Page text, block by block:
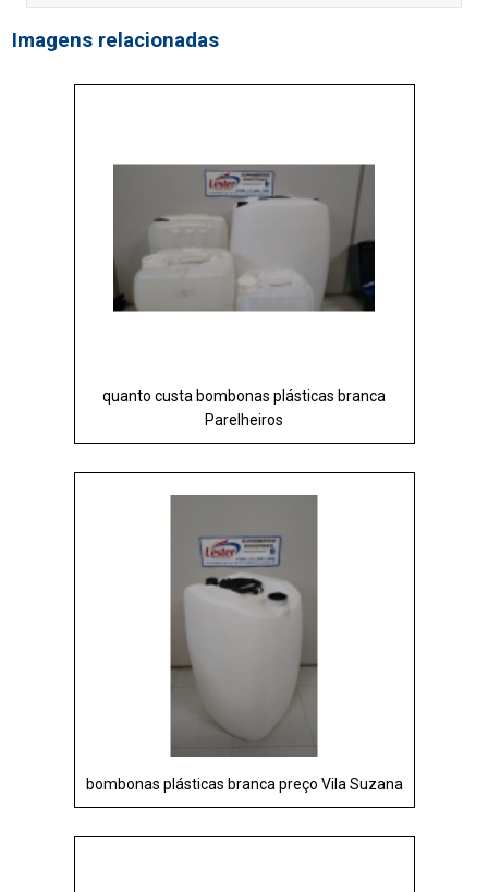
Imagens relacionadas
quanto custa bombonas plásticas branca
Parelheiros
bombonas plásticas branca preço Vila Suzana